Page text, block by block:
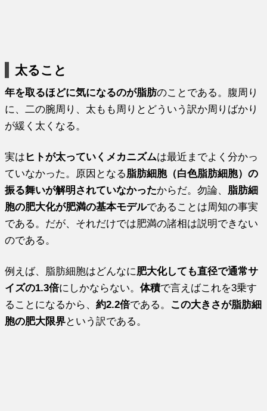
太ること
年を取るほどに気になるのが脂肪のことである。腹周り
に、二の腕周り、太もも周りとどういう訳か周りばかり
が緩く太くなる。
実は ヒトが太っていくメカニズムは最近までよく分かっ
ていなかった。原因となる脂肪細胞（白色脂肪細胞）の
振る舞いが解明されていなかったからだ。勿論、 脂肪細
胞の肥大化が肥満の基本モデルであることは周知の事実
である。だが、それだけでは肥満の諸相は説明できない
のである。
例えば、脂肪細胞はどんなに肥大化しても直径で通常サ
イズの1.3倍にしかならない。体積で言えばこれを3乗す
ることになるから、約2.2倍である。 この大きさが脂肪細
胞の肥大限界という訳である。